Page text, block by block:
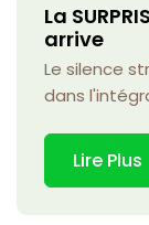
La
arrive
Le silence
dans
Lire Plus